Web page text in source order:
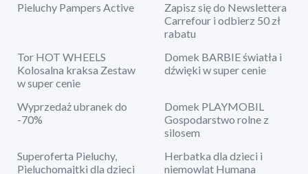
Pieluchy Pampers Active
Zapisz się do Newslettera
Carrefour i odbierz 50 zł
rabatu
Tor HOT WHEELS
Kolosalna kraksa Zestaw
w super cenie
Domek BARBIE światła i
dźwięki w super cenie
Wyprzedaż ubranek do
-70%
Domek PLAYMOBIL
Gospodarstwo rolne z
silosem
Superoferta Pieluchy,
Pieluchomajtki dla dzieci
Herbatka dla dzieci i
niemowląt Humana